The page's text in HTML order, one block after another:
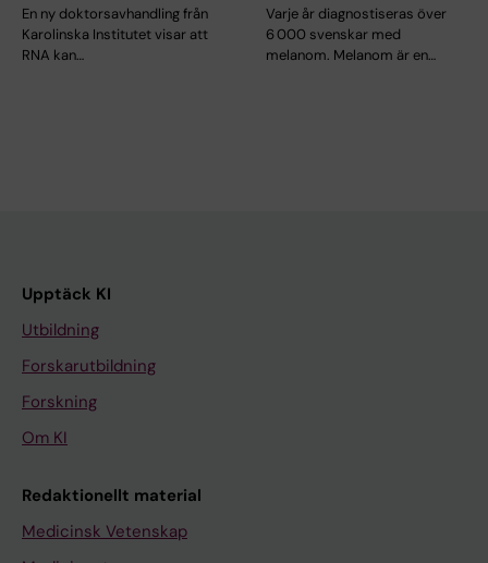
En ny doktorsavhandling från
Karolinska Institutet visar att
RNA kan…
Varje år diagnostiseras över
6 000 svenskar med
melanom. Melanom är en…
Upptäck KI
Utbildning
Forskarutbildning
Forskning
Om KI
Redaktionellt material
Medicinsk Vetenskap